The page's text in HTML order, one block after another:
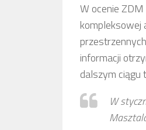
W ocenie
kompleksowej
informacji
dalszym ciągu
W